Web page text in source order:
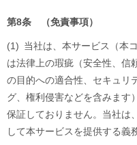
第8条 （免責事項）
(1) 当社は、本サービス（本
は法律上の瑕疵（安全性、信
の目的への適合性、セキュリ
グ、権利侵害などを含みます
保証しておりません。当社は
して本サービスを提供する義